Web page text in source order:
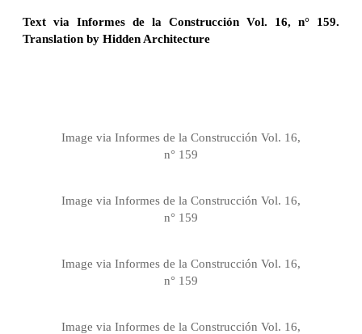
Text via Informes de la Construcción Vol. 16, n° 159.
Translation by Hidden Architecture
Image via Informes de la Construcción Vol. 16,
n° 159
Image via Informes de la Construcción Vol. 16,
n° 159
Image via Informes de la Construcción Vol. 16,
n° 159
Image via Informes de la Construcción Vol. 16,